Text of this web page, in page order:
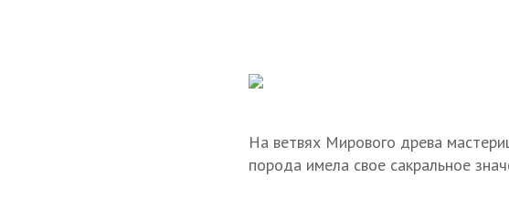
На ветвях Мирового древа
порода имела свое сакральное